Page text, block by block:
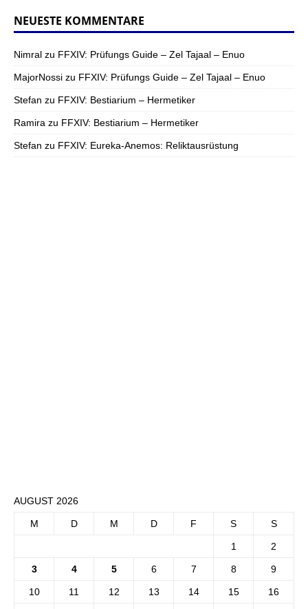
NEUESTE KOMMENTARE
Nimral zu FFXIV: Prüfungs Guide – Zel Tajaal – Enuo
MajorNossi zu FFXIV: Prüfungs Guide – Zel Tajaal – Enuo
Stefan zu FFXIV: Bestiarium – Hermetiker
Ramira zu FFXIV: Bestiarium – Hermetiker
Stefan zu FFXIV: Eureka-Anemos: Reliktausrüstung
AUGUST 2026
M D M D F S S
1 2
3 4 5 6 7 8 9
10 11 12 13 14 15 16